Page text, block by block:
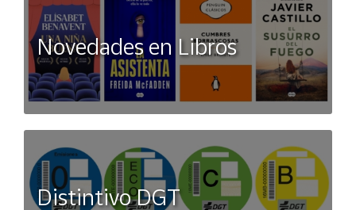
Novedades en Libros
Distintivo DGT